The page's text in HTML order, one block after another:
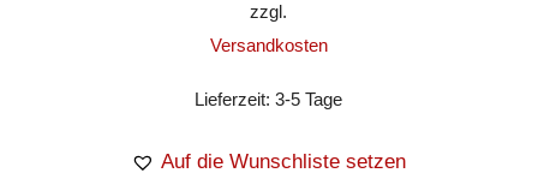
zzgl.
Versandkosten
Lieferzeit:3-5 Tage
Auf die Wunschliste setzen